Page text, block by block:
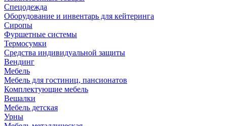
Спецодежда
Оборудование и инвентарь для кейтеринга
Сиропы
Фуршетные системы
Термосумки
Средства индивидуальной защиты
Вендинг
Мебель
Мебель для гостиниц, пансионатов
Комплектующие мебель
Вешалки
Мебель детская
Урны